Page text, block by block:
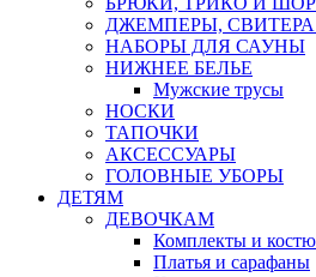
ДЖЕМПЕРЫ,
НАБОРЫ ДЛЯ САУНЫ
НИЖНЕЕ БЕЛЬЕ
Мужские трусы
НОСКИ
ТАПОЧКИ
АКСЕССУАРЫ
ГОЛОВНЫЕ УБОРЫ
ДЕТЯМ
ДЕВОЧКАМ
Комплекты и
Платья и сарафаны